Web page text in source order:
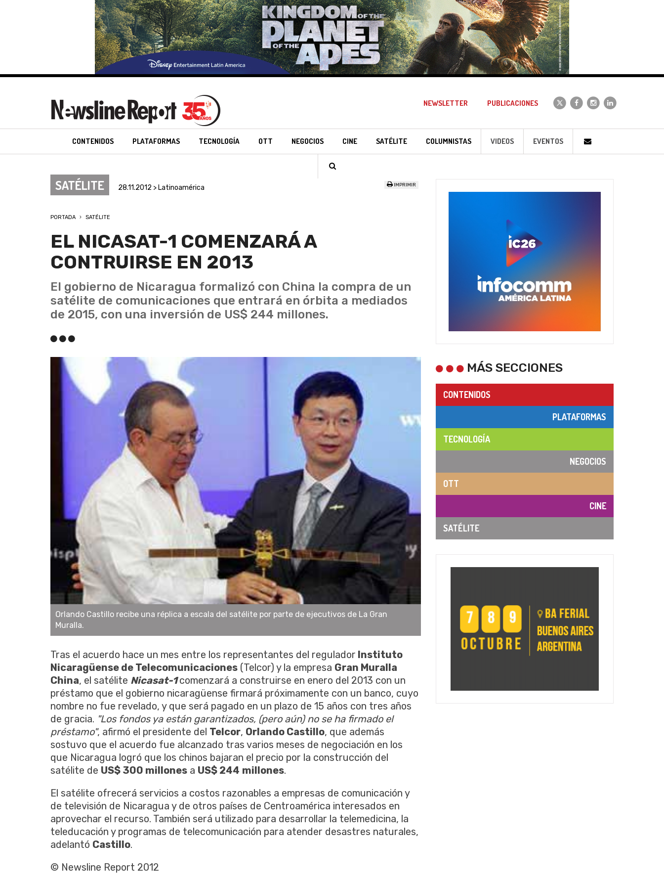
NEWSLETTER PUBLICACIONES
CONTENIDOS PLATAFORMAS TECNOLOGÍA OTT NEGOCIOS CINE SATÉLITE COLUMNISTAS VIDEOS EVENTOS
SATÉLITE 28.11.2012 > Latinoamérica IMPRIMIR
PORTADA SATÉLITE
EL NICASAT-1 COMENZARÁ A
CONTRUIRSE EN 2013
El gobierno de Nicaragua formalizó con China la compra de un
satélite de comunicaciones que entrará en órbita a mediados
de 2015, con una inversión de US$ 244 millones.
Orlando Castillo recibe una réplica a escala del satélite por parte de ejecutivos de La Gran
Muralla.
Tras el acuerdo hace un mes entre los representantes del regulador Instituto
Nicaragüense de Telecomunicaciones (Telcor) y la empresa Gran Muralla
China, el satélite Nicasat-1comenzará a construirse en enero del 2013 con un
préstamo que el gobierno nicaragüense firmará próximamente con un banco, cuyo
nombre no fue revelado, y que será pagado en un plazo de 15 años con tres años
de gracia. "Los fondos ya están garantizados, (pero aún) no se ha firmado el
préstamo", afirmó el presidente del Telcor, Orlando Castillo, que además
sostuvo que el acuerdo fue alcanzado tras varios meses de negociación en los
que Nicaragua logró que los chinos bajaran el precio por la construcción del
satélite de US$ 300 millones a US$ 244 millones.
El satélite ofrecerá servicios a costos razonables a empresas de comunicación y
de televisión de Nicaragua y de otros países de Centroamérica interesados en
aprovechar el recurso. También será utilizado para desarrollar la telemedicina, la
teleducación y programas de telecomunicación para atender desastres naturales,
adelantó Castillo.
© Newsline Report 2012
MÁS SECCIONES
CONTENIDOS
PLATAFORMAS
TECNOLOGÍA
NEGOCIOS
OTT
CINE
SATÉLITE